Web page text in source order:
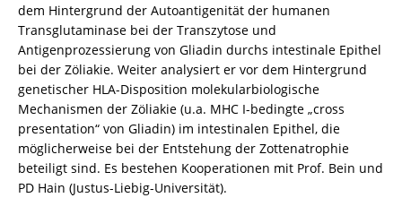
dem Hintergrund der Autoantigenität der humanen
Transglutaminase bei der Transzytose und
Antigenprozessierung von Gliadin durchs intestinale Epithel
bei der Zöliakie. Weiter analysiert er vor dem Hintergrund
genetischer HLA-Disposition molekularbiologische
Mechanismen der Zöliakie (u.a. MHC I-bedingte „cross
presentation“ von Gliadin) im intestinalen Epithel, die
möglicherweise bei der Entstehung der Zottenatrophie
beteiligt sind. Es bestehen Kooperationen mit Prof. Bein und
PD Hain (Justus-Liebig-Universität).